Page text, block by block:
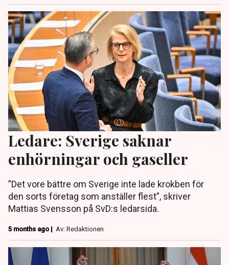
Ledare: Sverige saknar
enhörningar och gaseller
”Det vore bättre om Sverige inte lade krokben för
den sorts företag som anställer flest”, skriver
Mattias Svensson på SvD:s ledarsida.
5 months ago | Av: Redaktionen